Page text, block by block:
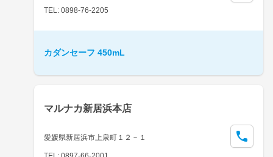
TEL: 0898-76-2205
カダンセーフ 450mL
マルナカ新居浜本店
愛媛県新居浜市上泉町１２－１